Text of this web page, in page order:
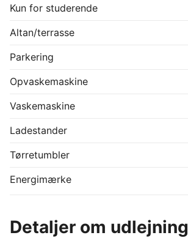
Kun for studerende
Altan/terrasse
Parkering
Opvaskemaskine
Vaskemaskine
Ladestander
Tørretumbler
Energimærke
Detaljer om udlejning